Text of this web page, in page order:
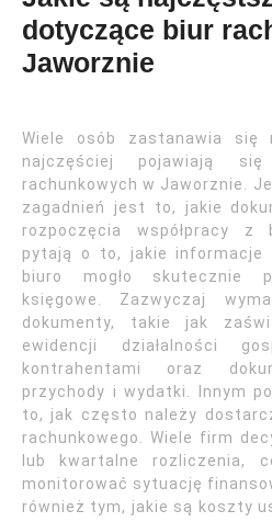
dotyczące biur
Jaworznie
Wiele osób zastanawia się
najczęściej pojawiają
rachunkowych w Jaworznie.
zagadnień jest to, jakie
rozpoczęcia współpracy z
pytają o to, jakie informacje
biuro mogło skutecznie
księgowe. Zazwyczaj
dokumenty, takie jak
ewidencji działalności
kontrahentami oraz
przychody i wydatki. Innym
to, jak często należy
rachunkowego. Wiele firm
lub kwartalne rozliczenia,
monitorować sytuację
również tym, jakie są koszty